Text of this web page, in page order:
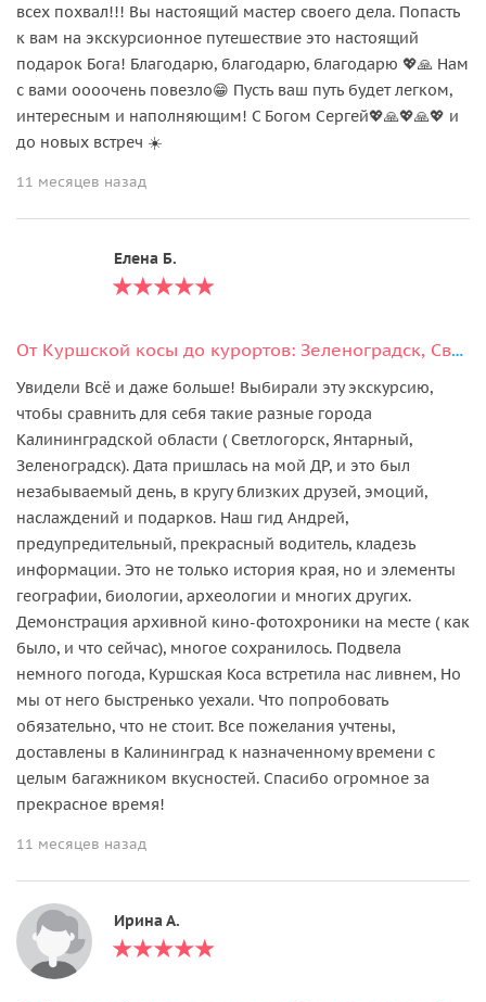
всех похвал!!! Вы настоящий мастер своего дела. Попасть
к вам на экскурсионное путешествие это настоящий
подарок Бога! Благодарю, благодарю, благодарю 💖🙏 Нам
с вами оооочень повезло😁 Пусть ваш путь будет легком,
интересным и наполняющим! С Богом Сергей💖🙏💖🙏💖 и
до новых встреч ☀️
11 месяцев назад
Елена Б.
От Куршской косы до курортов: Зеленоградск, Светлогорск и Янтарный
Увидели Всё и даже больше! Выбирали эту экскурсию,
чтобы сравнить для себя такие разные города
Калининградской области ( Светлогорск, Янтарный,
Зеленоградск). Дата пришлась на мой ДР, и это был
незабываемый день, в кругу близких друзей, эмоций,
наслаждений и подарков. Наш гид Андрей,
предупредительный, прекрасный водитель, кладезь
информации. Это не только история края, но и элементы
географии, биологии, археологии и многих других.
Демонстрация архивной кино-фотохроники на месте ( как
было, и что сейчас), многое сохранилось. Подвела
немного погода, Куршская Коса встретила нас ливнем, Но
мы от него быстренько уехали. Что попробовать
обязательно, что не стоит. Все пожелания учтены,
доставлены в Калининград к назначенному времени с
целым багажником вкусностей. Спасибо огромное за
прекрасное время!
11 месяцев назад
Ирина А.